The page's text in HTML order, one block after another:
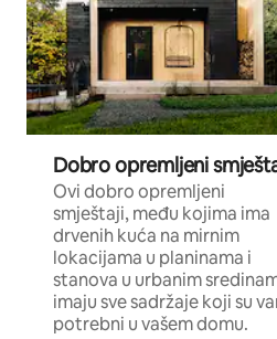
Dobro opremljeni
Ovi dobro opremljeni
smještaji, među kojima ima
drvenih kuća na mirnim
lokacijama u planinama i
stanova u urbanim
imaju sve sadržaje koji su
potrebni u vašem domu.